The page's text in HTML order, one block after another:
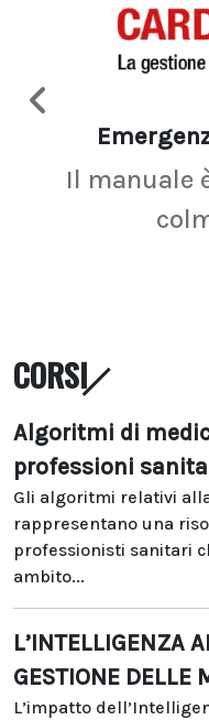
Il manuale
CORSI
Algoritmi di
professioni
Gli algoritmi relativi
rappresentano una
professionisti sanitari
ambito...
L’INTELLIGENZA
GESTIONE DELLE
L’impatto